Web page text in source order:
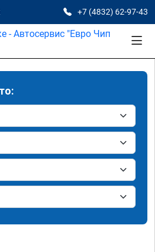
+7 (4832) 62-97-43